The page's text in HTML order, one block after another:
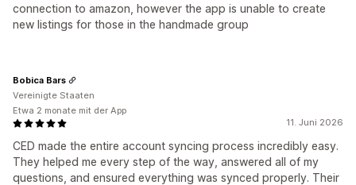
connection to amazon, however the app is unable to create
new listings for those in the handmade group
11. Juni 2026
CED made the entire account syncing process incredibly easy.
They helped me every step of the way, answered all of my
questions, and ensured everything was synced properly. Their
Bobica Bars
Vereinigte Staaten
Etwa 2 monate mit der App